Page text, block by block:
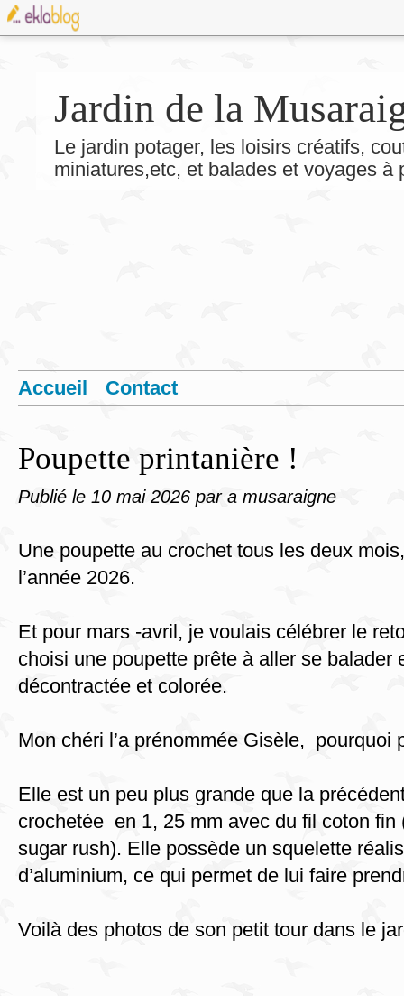
Jardin de la
Le jardin potager, les loisirs créatifs,
miniatures,etc, et balades et voyages
Accueil Contact
Poupette printanière !
Publié le 10 mai 2026 par a musaraigne
Une poupette au crochet tous les deux
l’année 2026.
Et pour mars -avril, je voulais célébrer le
choisi une poupette prête à aller se balader
décontractée et colorée.
Mon chéri l’a prénommée Gisèle, pourquoi
Elle est un peu plus grande que la
crochetée en 1, 25 mm avec du fil coton fin
sugar rush). Elle possède un squelette
d’aluminium, ce qui permet de lui faire
Voilà des photos de son petit tour dans le